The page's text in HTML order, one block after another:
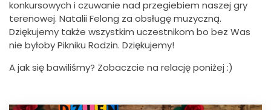
konkursowych i czuwanie nad przegiebiem naszej gry
terenowej. Natalii Felong za obsługę muzyczną.
Dziękujemy także wszystkim uczestnikom bo bez Was
nie byłoby Pikniku Rodzin. Dziękujemy!
A jak się bawiliśmy? Zobaczcie na relację poniżej :)